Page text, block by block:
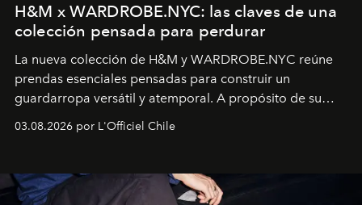
H&M x WARDROBE.NYC: las claves de una
colección pensada para perdurar
La nueva colección de H&M y WARDROBE.NYC reúne
prendas esenciales pensadas para construir un
guardarropa versátil y atemporal. A propósito de su
lanzamiento, los fundadores de la firma neoyorquina y
la asesora creativa y jefa de diseño global de la marca
y la filosofía detrás de la propuesta.
03.08.2026 por L'Officiel Chile